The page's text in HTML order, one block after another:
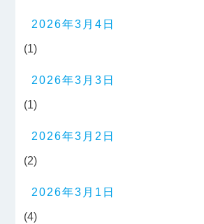
2026年3月4日
(1)
2026年3月3日
(1)
2026年3月2日
(2)
2026年3月1日
(4)